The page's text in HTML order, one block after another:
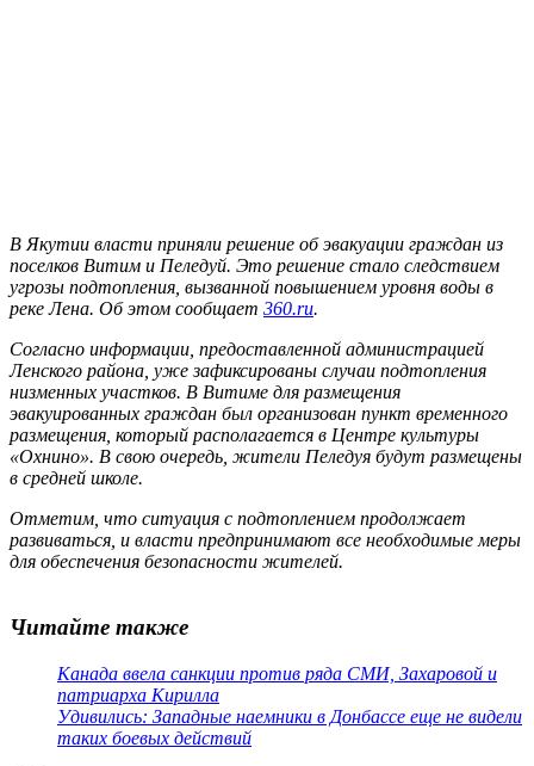
В Якутии власти приняли решение об эвакуации граждан из
поселков Витим и Пеледуй. Это решение стало следствием
угрозы подтопления, вызванной повышением уровня воды в
реке Лена. Об этом сообщает 360.ru.
Согласно информации, предоставленной администрацией
Ленского района, уже зафиксированы случаи подтопления
низменных участков. В Витиме для размещения
эвакуированных граждан был организован пункт временного
размещения, который располагается в Центре культуры
«Охнино». В свою очередь, жители Пеледуя будут размещены
в средней школе.
Отметим, что ситуация с подтоплением продолжает
развиваться, и власти предпринимают все необходимые меры
для обеспечения безопасности жителей.
Читайте также
Канада ввела санкции против ряда СМИ, Захаровой и
патриарха Кирилла
Удивились: Западные наемники в Донбассе еще не видели
таких боевых действий